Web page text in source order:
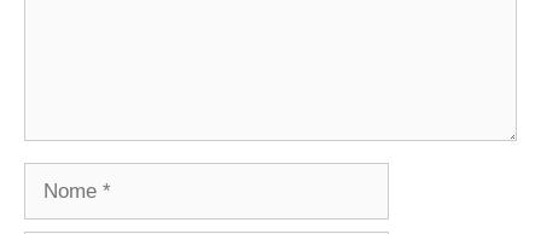
Nome